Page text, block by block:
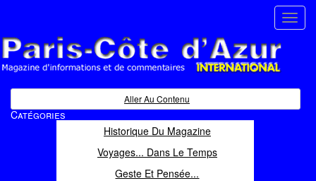
Magazine d'informations et de commentaires
Aller Au Contenu
Catégories
Historique Du Magazine
Voyages... Dans Le Temps
Geste Et Pensée...